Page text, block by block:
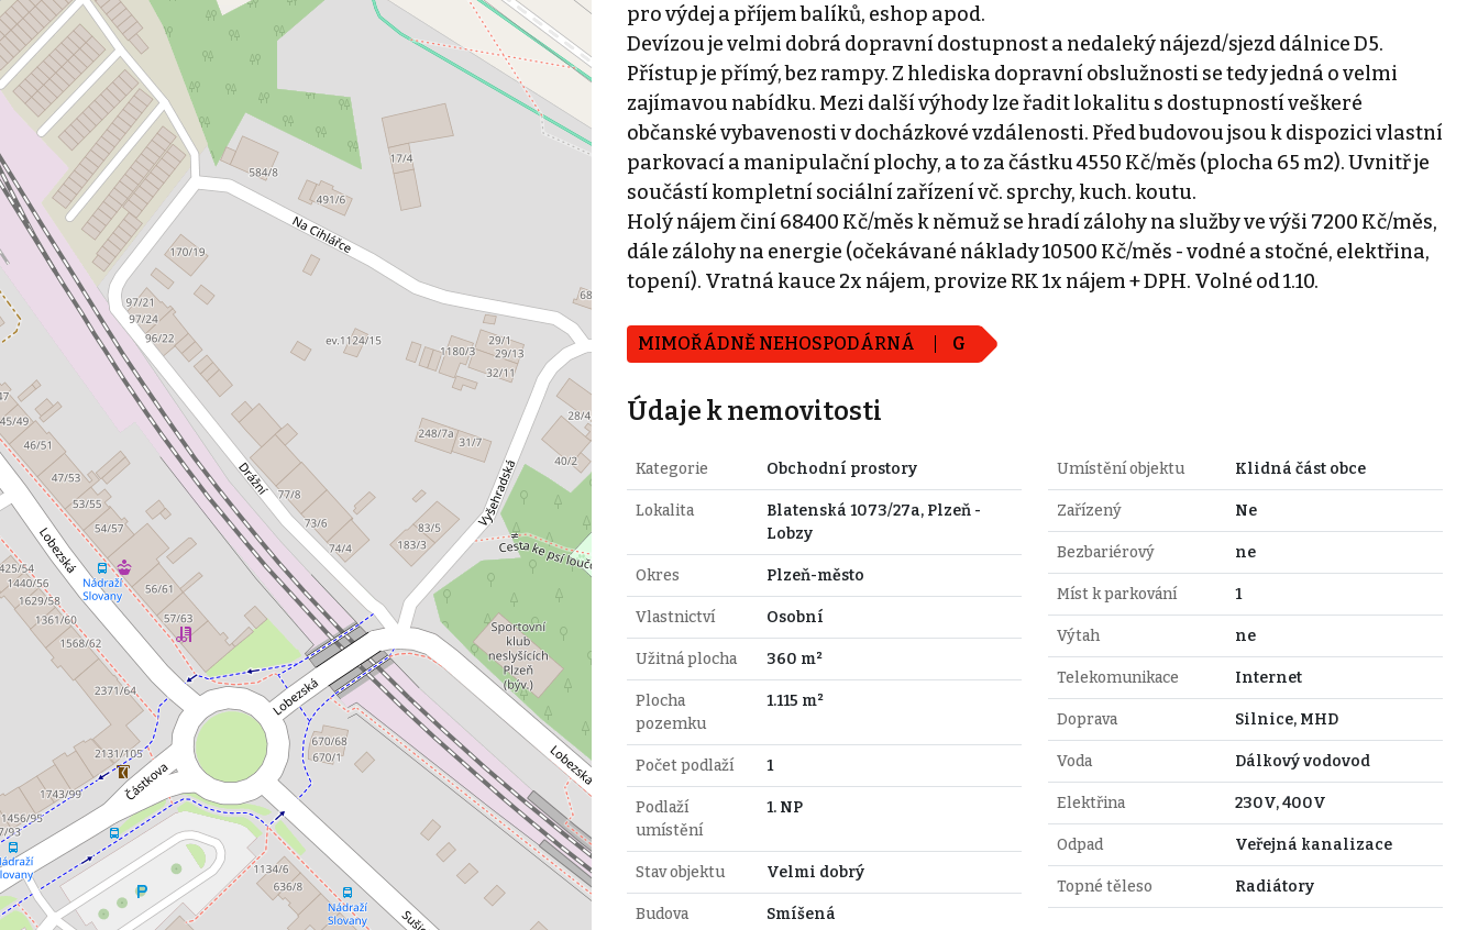
pro výdej a příjem balíků, eshop apod.
Devízou je velmi dobrá dopravní dostupnost a nedaleký nájezd/sjezd dálnice D5.
Přístup je přímý, bez rampy. Z hlediska dopravní obslužnosti se tedy jedná o velmi
zajímavou nabídku. Mezi další výhody lze řadit lokalitu s dostupností veškeré
občanské vybavenosti v docházkové vzdálenosti. Před budovou jsou k dispozici vlastní
parkovací a manipulační plochy, a to za částku 4550 Kč/měs (plocha 65 m2). Uvnitř je
součástí kompletní sociální zařízení vč. sprchy, kuch. koutu.
Holý nájem činí 68400 Kč/měs k němuž se hradí zálohy na služby ve výši 7200 Kč/měs,
dále zálohy na energie (očekávané náklady 10500 Kč/měs - vodné a stočné, elektřina,
topení). Vratná kauce 2x nájem, provize RK 1x nájem + DPH. Volné od 1.10.
MIMOŘÁDNĚ NEHOSPODÁRNÁ G
Údaje k nemovitosti
Kategorie Obchodní prostory
Lokalita
Blatenská 1073/27a, Plzeň -
Lobzy
Okres Plzeň-město
Vlastnictví Osobní
Užitná plocha 360 m²
Plocha
pozemku
1.115 m²
Počet podlaží 1
Podlaží
umístění
1. NP
Stav objektu Velmi dobrý
Budova Smíšená
Umístění objektu Klidná část obce
Zařízený Ne
Bezbariérový ne
Míst k parkování 1
Výtah ne
Telekomunikace Internet
Doprava Silnice, MHD
Voda Dálkový vodovod
Elektřina 230V, 400V
Odpad Veřejná kanalizace
Topné těleso Radiátory